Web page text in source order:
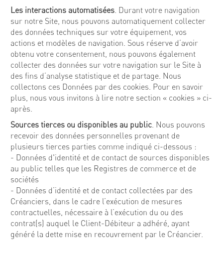
Les interactions automatisées. Durant votre navigation
sur notre Site, nous pouvons automatiquement collecter
des données techniques sur votre équipement, vos
actions et modèles de navigation. Sous réserve d’avoir
obtenu votre consentement, nous pouvons également
collecter des données sur votre navigation sur le Site à
des fins d’analyse statistique et de partage. Nous
collectons ces Données par des cookies. Pour en savoir
plus, nous vous invitons à lire notre section « cookies » ci-
après.
Sources tierces ou disponibles au public. Nous pouvons
recevoir des données personnelles provenant de
plusieurs tierces parties comme indiqué ci-dessous :
- Données d'identité et de contact de sources disponibles
au public telles que les Registres de commerce et de
sociétés
- Données d’identité et de contact collectées par des
Créanciers, dans le cadre l’exécution de mesures
contractuelles, nécessaire à l’exécution du ou des
contrat(s) auquel le Client-Débiteur a adhéré, ayant
généré la dette mise en recouvrement par le Créancier.